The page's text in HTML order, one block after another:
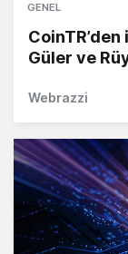
GENEL
Güler ve
Webrazzi